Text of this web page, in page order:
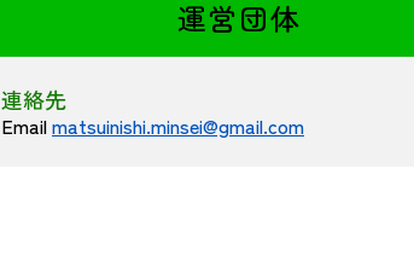
運営団体
連絡先
Emailmatsuinishi.minsei@gmail.com